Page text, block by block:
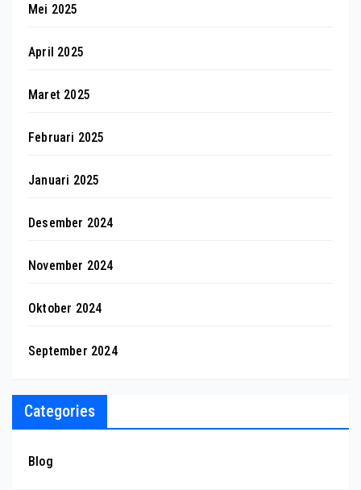
Mei 2025
April 2025
Maret 2025
Februari 2025
Januari 2025
Desember 2024
November 2024
Oktober 2024
September 2024
Categories
Blog